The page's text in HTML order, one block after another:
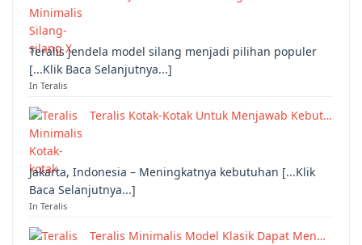
Teralis jendela model silang menjadi pilihan populer
[...Klik Baca Selanjutnya...]
In Teralis
Teralis Kotak-Kotak Untuk Menjawab Kebut…
Jakarta, Indonesia – Meningkatnya kebutuhan [...Klik
Baca Selanjutnya...]
In Teralis
Teralis Minimalis Model Klasik Dapat Men…